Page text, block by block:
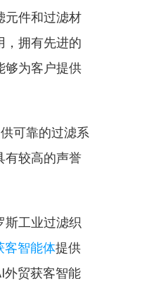
元件和过滤材
，拥有先进的
够为客户提供
可靠的过滤系
有较高的声誉
斯工业过滤织
客智能体提供
外贸获客智能